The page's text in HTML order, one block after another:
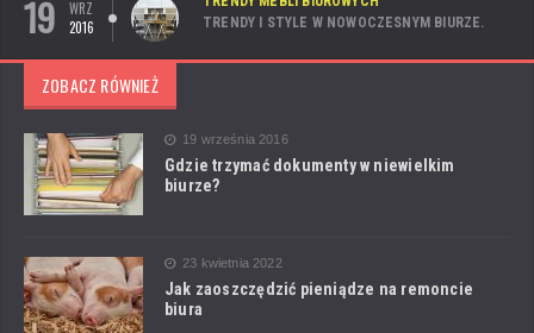
19
WRZ
2016
TRENDY I STYLE W NOWOCZESNYM BIURZE.
ZOBACZ RÓWNIEŻ
19 września 2016
Gdzie trzymać dokumenty w niewielkim
biurze?
23 kwietnia 2022
Jak zaoszczędzić pieniądze na remoncie
biura